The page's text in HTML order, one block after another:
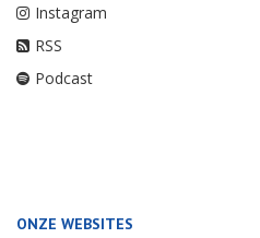
Instagram
RSS
Podcast
ONZE WEBSITES